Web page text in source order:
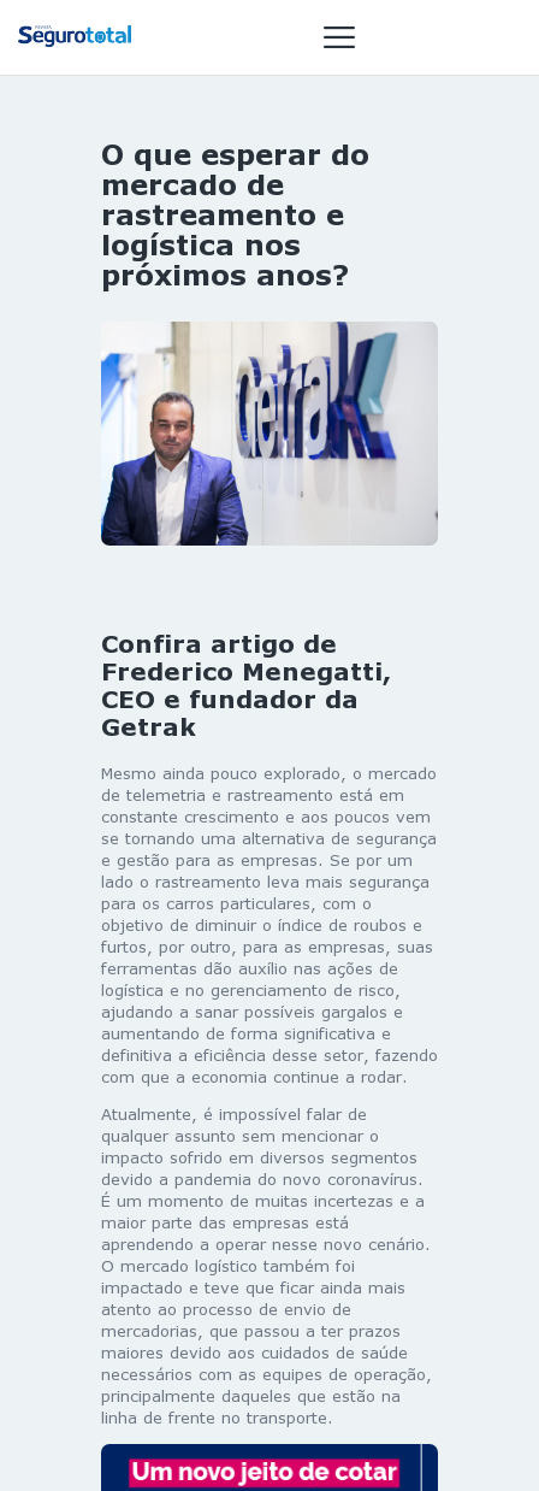
NOTÍCIAS
REVISTA
ESPECIAIS
GAIVOTA DE
ST SUMMIT
MULHERES
GESTORAS
HOMEST
HOME
O que esperar do
mercado de
rastreamento e
logística nos
próximos anos?
Confira artigo de
Frederico Menegatti,
CEO e fundador da
Getrak
Mesmo ainda pouco explorado, o mercado
de telemetria e rastreamento está em
constante crescimento e aos poucos vem
se tornando uma alternativa de segurança
e gestão para as empresas. Se por um
lado o rastreamento leva mais segurança
para os carros particulares, com o
objetivo de diminuir o índice de roubos e
furtos, por outro, para as empresas, suas
ferramentas dão auxílio nas ações de
logística e no gerenciamento de risco,
ajudando a sanar possíveis gargalos e
aumentando de forma significativa e
definitiva a eficiência desse setor, fazendo
com que a economia continue a rodar.
Atualmente, é impossível falar de
qualquer assunto sem mencionar o
impacto sofrido em diversos segmentos
devido a pandemia do novo coronavírus.
É um momento de muitas incertezas e a
maior parte das empresas está
aprendendo a operar nesse novo cenário.
O mercado logístico também foi
impactado e teve que ficar ainda mais
atento ao processo de envio de
mercadorias, que passou a ter prazos
maiores devido aos cuidados de saúde
necessários com as equipes de operação,
principalmente daqueles que estão na
linha de frente no transporte.